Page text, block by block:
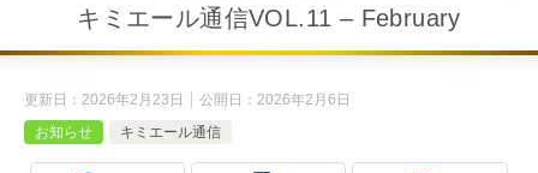
キミエール通信VOL.11 – February
更新日： 2026年2月23日 公開日： 2026年2月6日
お知らせ
キミエール通信